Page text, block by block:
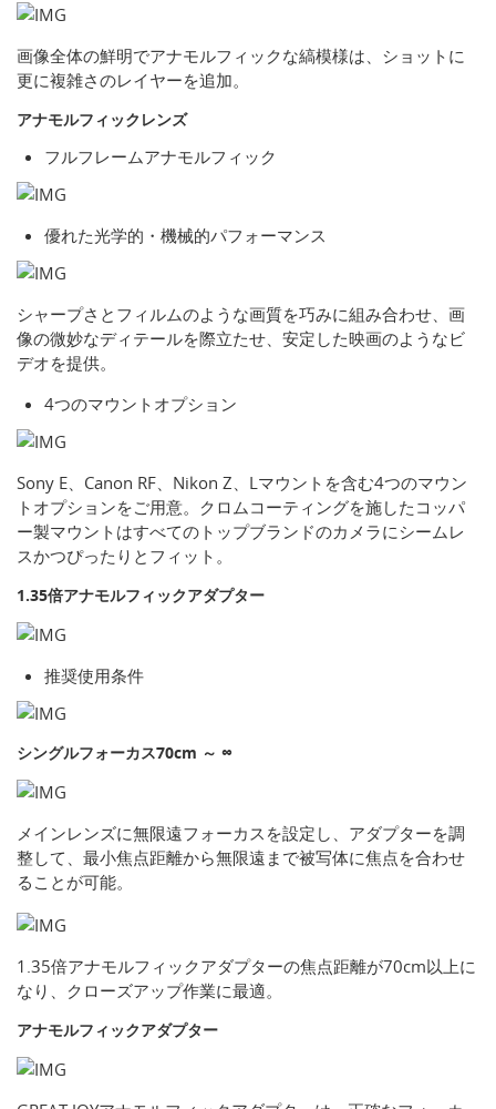
画像全体の鮮明でアナモルフィックな縞模様は、ショットに
更に複雑さのレイヤーを追加。
アナモルフィックレンズ
フルフレームアナモルフィック
優れた光学的・機械的パフォーマンス
シャープさとフィルムのような画質を巧みに組み合わせ、画
像の微妙なディテールを際立たせ、安定した映画のようなビ
デオを提供。
4つのマウントオプション
Sony E、Canon RF、Nikon Z、Lマウントを含む4つのマウン
トオプションをご用意。クロムコーティングを施したコッパ
ー製マウントはすべてのトップブランドのカメラにシームレ
スかつぴったりとフィット。
1.35倍アナモルフィックアダプター
推奨使用条件
シングルフォーカス70cm ～ ∞
メインレンズに無限遠フォーカスを設定し、アダプターを調
整して、最小焦点距離から無限遠まで被写体に焦点を合わせ
ることが可能。
1.35倍アナモルフィックアダプターの焦点距離が70cm以上に
なり、クローズアップ作業に最適。
アナモルフィックアダプター